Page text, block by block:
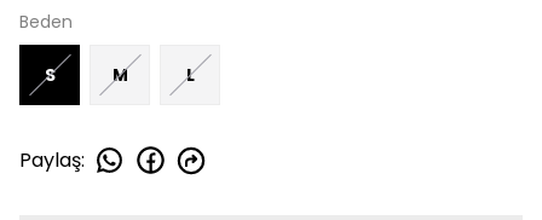
Beden
S M L
Paylaş: